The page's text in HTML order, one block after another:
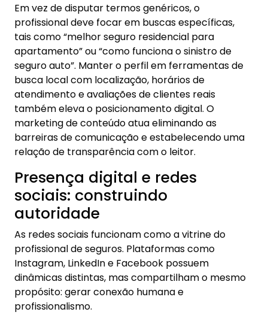
Em vez de disputar termos genéricos, o
profissional deve focar em buscas específicas,
tais como “melhor seguro residencial para
apartamento” ou “como funciona o sinistro de
seguro auto”. Manter o perfil em ferramentas de
busca local com localização, horários de
atendimento e avaliações de clientes reais
também eleva o posicionamento digital. O
marketing de conteúdo atua eliminando as
barreiras de comunicação e estabelecendo uma
relação de transparência com o leitor.
Presença digital e redes
sociais: construindo
autoridade
As redes sociais funcionam como a vitrine do
profissional de seguros. Plataformas como
Instagram, LinkedIn e Facebook possuem
dinâmicas distintas, mas compartilham o mesmo
propósito: gerar conexão humana e
profissionalismo.